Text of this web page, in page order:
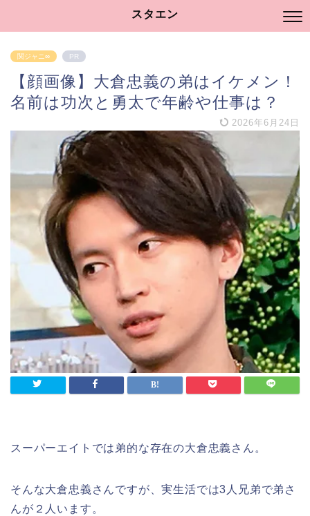
スタエン
関ジャニ∞ PR
【顔画像】大倉忠義の弟はイケメン！
名前は功次と勇太で年齢や仕事は？
2026年6月24日
スーパーエイトでは弟的な存在の大倉忠義さん。
そんな大倉忠義さんですが、実生活では3人兄弟で弟さ
んが２人います。